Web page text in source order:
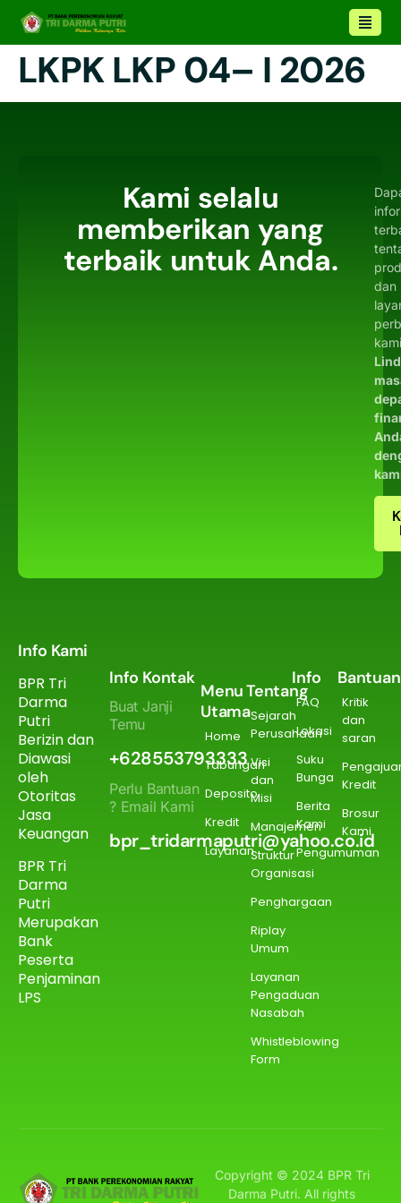
LKPK LKP 04– I 2026
Kami selalu
memberikan yang
terbaik untuk Anda.
dan
Info Kami
BPR Tri
Darma
Putri
Berizin dan
Diawasi
oleh
Otoritas
Jasa
Keuangan
BPR Tri
Darma
Putri
Merupakan
Bank
Peserta
Penjaminan
LPS
Info Kontak
Buat Janji
Temu
+628553793333
Perlu Bantuan
? Email Kami
bpr_tridarmaputri@yahoo.co.id
Menu
Utama
Home
Tabungan
Deposito
Kredit
Layanan
Tentang
Sejarah
Perusahaan
Visi
dan
Misi
Manajemen
Struktur
Organisasi
Penghargaan
Riplay
Umum
Layanan
Pengaduan
Nasabah
Whistleblowing
Form
Info
FAQ
Lokasi
Suku
Bunga
Berita
Kami
Pengumuman
Bantuan
Kritik
dan
saran
Kredit
Brosur
Kami
Copyright © 2024 BPR Tri
Darma Putri. All rights